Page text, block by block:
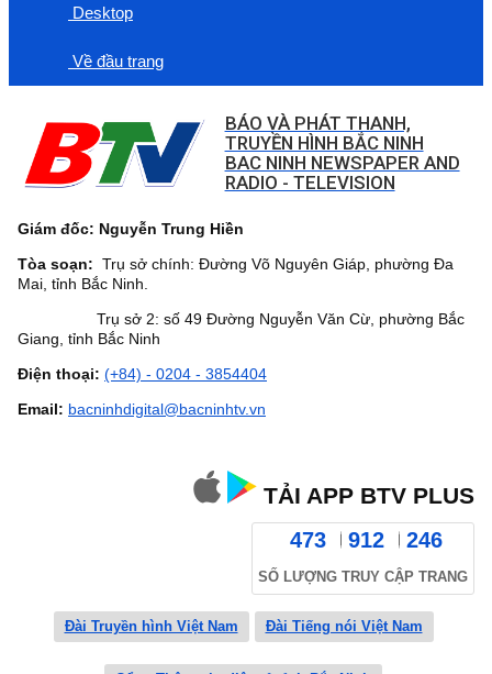
Desktop
Về đầu trang
BÁO VÀ PHÁT THANH,
TRUYỀN HÌNH BẮC NINH
BAC NINH NEWSPAPER AND
RADIO - TELEVISION
Giám đốc: Nguyễn Trung Hiền
Tòa soạn: Trụ sở chính: Đường Võ Nguyên Giáp, phường Đa
Mai, tỉnh Bắc Ninh.
Trụ sở 2: số 49 Đường Nguyễn Văn Cừ, phường Bắc
Giang, tỉnh Bắc Ninh
Điện thoại: (+84) - 0204 - 3854404
Email: bacninhdigital@bacninhtv.vn
TẢI APP BTV PLUS
473 912 246
SỐ LƯỢNG TRUY CẬP TRANG
Đài Truyền hình Việt Nam Đài Tiếng nói Việt Nam